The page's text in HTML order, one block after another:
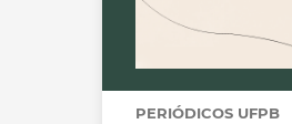
PERIÓDICOS UFPB